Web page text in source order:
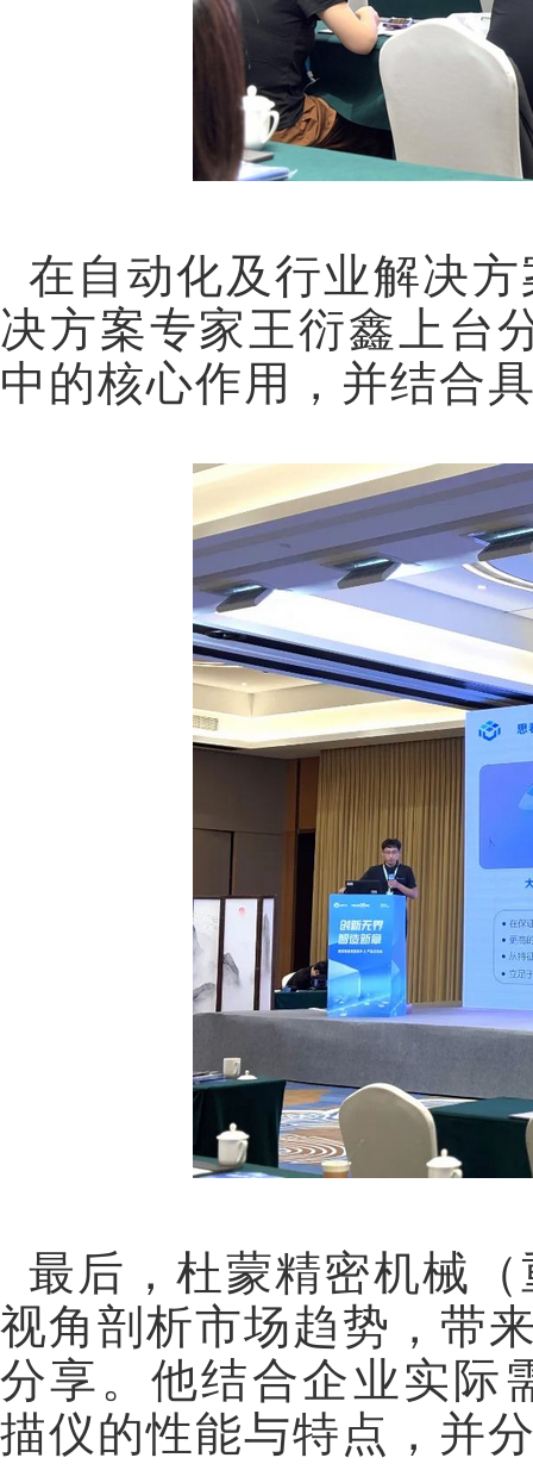
在自动化及行业解决
决方案专家王衍鑫上台
中的核心作用，并结合
最后，杜蒙精密机械
视角剖析市场趋势，带
分享。他结合企业实际
描仪的性能与特点，并